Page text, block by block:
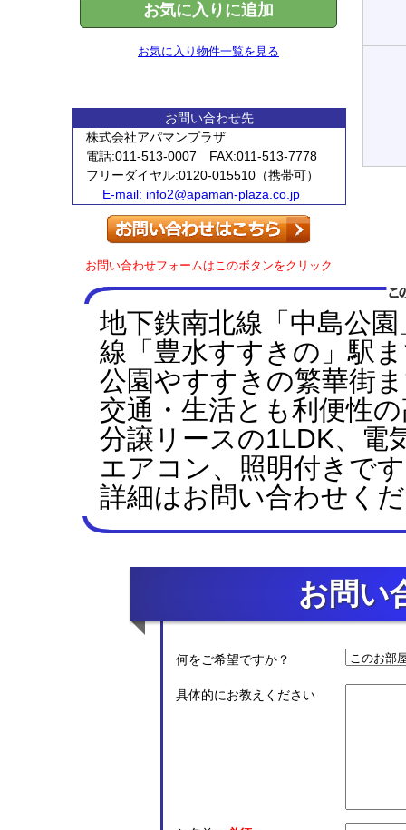
お気に入りに追加
お気に入り物件一覧を見る
お問い合わせ先
株式会社アパマンプラザ
電話:011-513-0007 FAX:011-513-7778
フリーダイヤル:0120-015510（携帯可）
E-mail: info2@apaman-plaza.co.jp
お問い合わせフォームはこのボタンをクリック
地下鉄南北線「中島公
線「豊水すすきの」駅
公園やすすきの繁華街
交通・生活とも利便性
分譲リースの1LDK、電
エアコン、照明付きで
詳細はお問い合わせく
お問い
何をご希望ですか？
具体的にお教えください